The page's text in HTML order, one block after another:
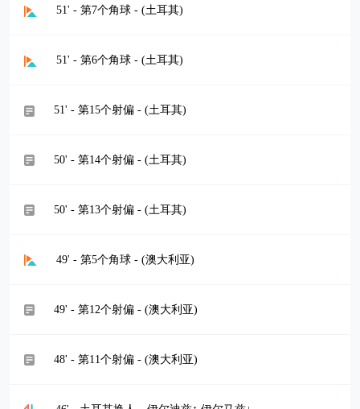
51' - 第7个角球 - (土耳其)
51' - 第6个角球 - (土耳其)
51' - 第15个射偏 - (土耳其)
50' - 第14个射偏 - (土耳其)
50' - 第13个射偏 - (土耳其)
49' - 第5个角球 - (澳大利亚)
49' - 第12个射偏 - (澳大利亚)
48' - 第11个射偏 - (澳大利亚)